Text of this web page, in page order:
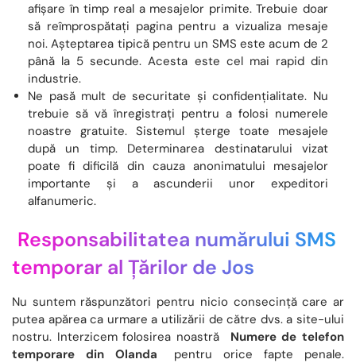
afișare în timp real a mesajelor primite. Trebuie doar
să reîmprospătați pagina pentru a vizualiza mesaje
noi. Așteptarea tipică pentru un SMS este acum de 2
până la 5 secunde. Acesta este cel mai rapid din
industrie.
Ne pasă mult de securitate și confidențialitate. Nu
trebuie să vă înregistrați pentru a folosi numerele
noastre gratuite. Sistemul șterge toate mesajele
după un timp. Determinarea destinatarului vizat
poate fi dificilă din cauza anonimatului mesajelor
importante și a ascunderii unor expeditori
alfanumeric.
Responsabilitatea numărului SMS
temporar al Țărilor de Jos
Nu suntem răspunzători pentru nicio consecință care ar
putea apărea ca urmare a utilizării de către dvs. a site-ului
nostru. Interzicem folosirea noastră
Numere de telefon
temporare din Olanda
pentru orice fapte penale.